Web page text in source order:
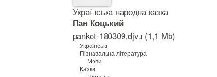
Українська народна казка
Пан Коцький
pankot-180309.djvu (1,1 Mb)
Українські
Пізнавальна література
Мови
Казки